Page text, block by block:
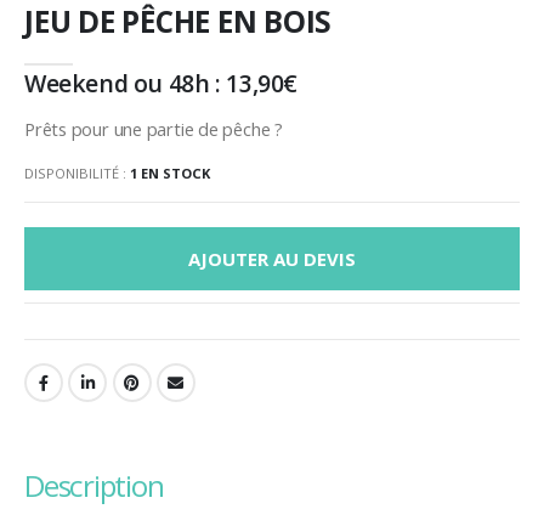
JEU DE PÊCHE EN BOIS
Weekend ou 48h : 13,90€
Prêts pour une partie de pêche ?
DISPONIBILITÉ : 1 EN STOCK
AJOUTER AU DEVIS
description